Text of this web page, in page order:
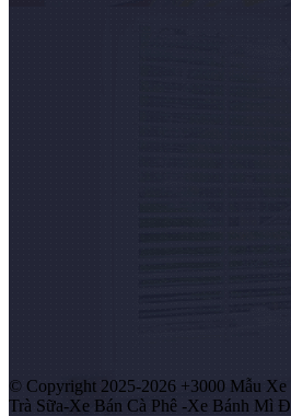
© Copyright 2025-2026 +3000 Mẫu
Trà Sữa-Xe Bán Cà Phê -Xe Bánh Mì